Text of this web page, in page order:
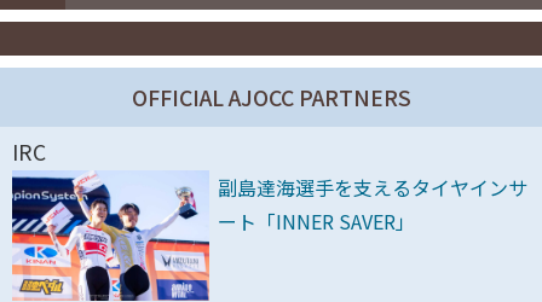
OFFICIAL AJOCC PARTNERS
IRC
副島達海選手を支えるタイヤインサ
ート「INNER SAVER」